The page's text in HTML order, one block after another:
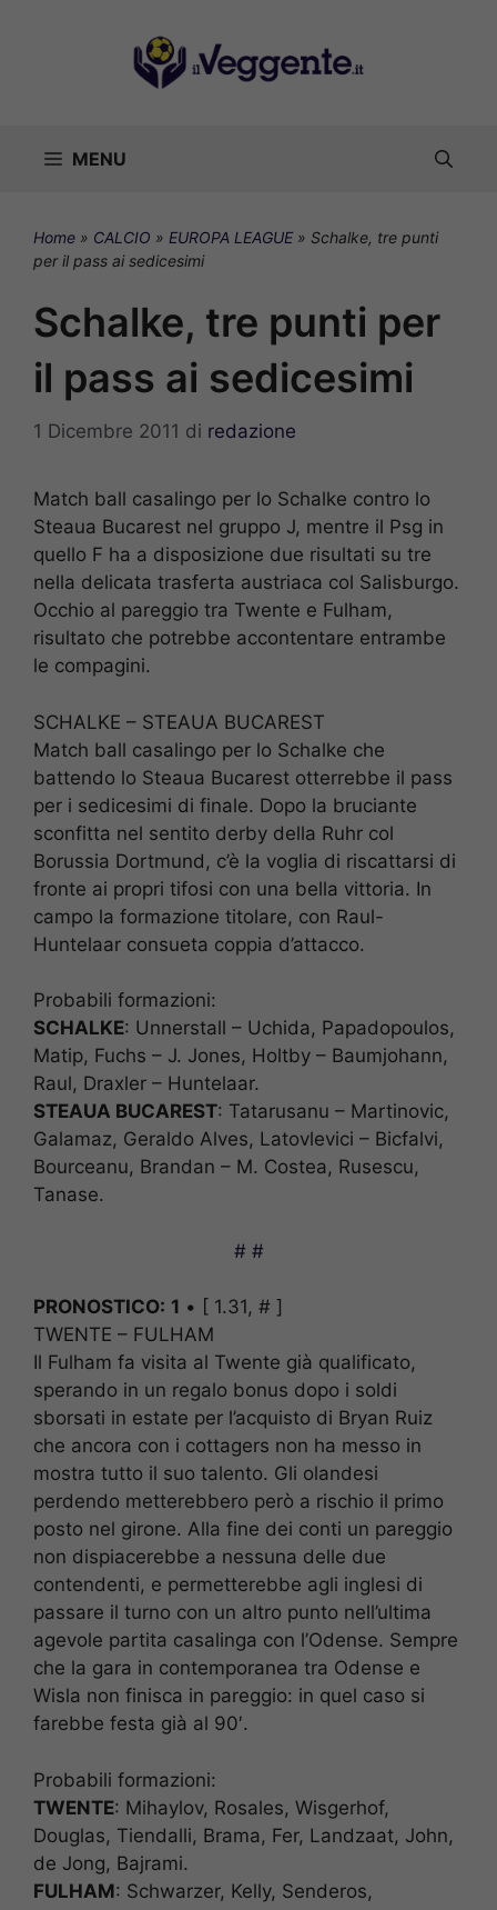
MENU
Home » CALCIO » EUROPA LEAGUE» Schalke, tre punti
per il pass ai sedicesimi
Schalke, tre punti per
il pass ai sedicesimi
1 Dicembre 2011 di redazione
Match ball casalingo per lo Schalke contro lo
Steaua Bucarest nel gruppo J, mentre il Psg in
quello F ha a disposizione due risultati su tre
nella delicata trasferta austriaca col Salisburgo.
Occhio al pareggio tra Twente e Fulham,
risultato che potrebbe accontentare entrambe
le compagini.
SCHALKE – STEAUA BUCAREST
Match ball casalingo per lo Schalke che
battendo lo Steaua Bucarest otterrebbe il pass
per i sedicesimi di finale. Dopo la bruciante
sconfitta nel sentito derby della Ruhr col
Borussia Dortmund, c’è la voglia di riscattarsi di
fronte ai propri tifosi con una bella vittoria. In
campo la formazione titolare, con Raul-
Huntelaar consueta coppia d’attacco.
Probabili formazioni:
SCHALKE: Unnerstall – Uchida, Papadopoulos,
Matip, Fuchs – J. Jones, Holtby – Baumjohann,
Raul, Draxler – Huntelaar.
STEAUA BUCAREST: Tatarusanu – Martinovic,
Galamaz, Geraldo Alves, Latovlevici – Bicfalvi,
Bourceanu, Brandan – M. Costea, Rusescu,
Tanase.
# #
PRONOSTICO: 1 • [ 1.31, # ]
TWENTE – FULHAM
Il Fulham fa visita al Twente già qualificato,
sperando in un regalo bonus dopo i soldi
sborsati in estate per l’acquisto di Bryan Ruiz
che ancora con i cottagers non ha messo in
mostra tutto il suo talento. Gli olandesi
perdendo metterebbero però a rischio il primo
posto nel girone. Alla fine dei conti un pareggio
non dispiacerebbe a nessuna delle due
contendenti, e permetterebbe agli inglesi di
passare il turno con un altro punto nell’ultima
agevole partita casalinga con l’Odense. Sempre
che la gara in contemporanea tra Odense e
Wisla non finisca in pareggio: in quel caso si
farebbe festa già al 90′.
Probabili formazioni:
TWENTE: Mihaylov, Rosales, Wisgerhof,
Douglas, Tiendalli, Brama, Fer, Landzaat, John,
de Jong, Bajrami.
FULHAM: Schwarzer, Kelly, Senderos,